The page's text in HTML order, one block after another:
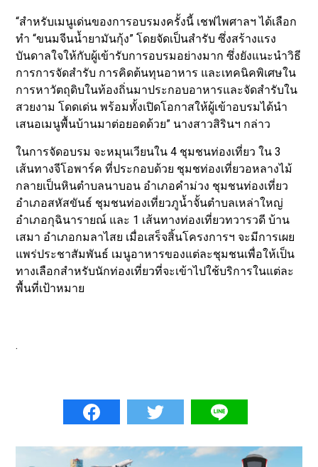
“สำหรับเมนูเด่นของการอบรมงครั้งนี้ เชฟไพศาลฯ ได้เลือก
ทำ “ขนมจีนน้ำยามันกุ้ง” โดยจัดเป็นสำรับ ซึ่งสร้างแรง
บันดาลใจให้กับผู้เข้ารับการอบรมอย่างมาก ซึ่งยังแนะนำวิธี
การการจัดสำรับ การคิดต้นทุนอาหาร และเทคนิคพิเศษใน
การหาวัตถุดิบในท้องถิ่นมาประกอบอาหารและจัดสำรับใน
สวยงาม โดดเด่น พร้อมทั้งเปิดโอกาสให้ผู้เข้าอบรมได้นำ
เสนอเมนูพื้นบ้านมาต่อยอดด้วย” นางสาวสิรินฯ กล่าว
ในการจัดอบรม จะหมุนเวียนใน 4 ชุมชนท่องเที่ยว ใน 3
เส้นทางจีโอพาร์ค ที่ประกอบด้วย ชุมชท่องเที่ยวอหลางไม้
กลายเป็นหินตำบลนาบอน อำเภอคำม่วง ชุมชนท่องเที่ยว
อำเภอสหัสขันธ์ ชุมชนท่องเที่ยวภูน้ำจั้นตำบลเหล่าใหญ่
อำเภอกุฉินารายณ์ และ 1 เส้นทางท่องเที่ยวทวารวดี บ้าน
เสมา อำเภอกมลาไสย เมื่อเสร็จสิ้นโครงการฯ จะมีการเผย
แพร่ประชาสัมพันธ์ เมนูอาหารของแต่ละชุมชนเพื่อให้เป็น
ทางเลือกสำหรับนักท่องเที่ยวที่จะเข้าไปใช้บริการในแต่ละ
พื้นที่เป้าหมาย
.